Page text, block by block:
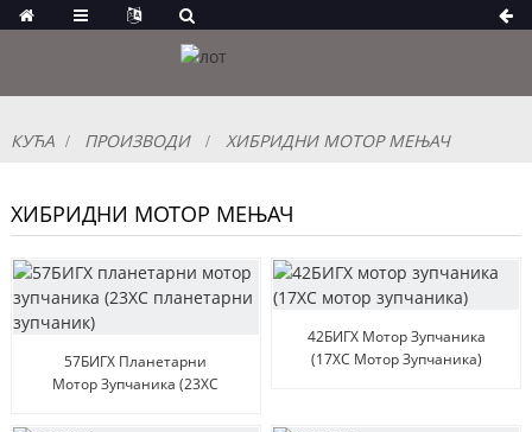
КУЋА ПРОИЗВОДИ ХИБРИДНИ МОТОР МЕЊАЧ
ХИБРИДНИ МОТОР МЕЊАЧ
57БИГХ Планетарни
Мотор Зупчаника (23ХС
42БИГХ Мотор Зупчаника
(17ХС Мотор Зупчаника)